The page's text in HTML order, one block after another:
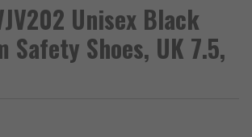
Unisex Black
Safety Shoes, UK 7.5,